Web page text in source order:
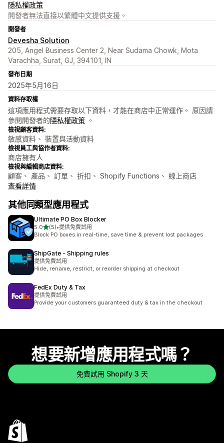
隱私權政策
開發者無法直接以繁體中文提供支援。
開發者
Devesha Solution
205, Angel Business Center 2, Near Sudama Chowk, Mota
Varachha, Surat, GJ, 394101, IN
發布日期
2025年5月16日
資料存取權
這項應用程式需要存取以下資料，才能在商店中正常運作。 原因請
參閱開發者的隱私權政策 。
檢視顧客資料:
敏感資料、 裝置與活動資料
檢視員工與協作者資料:
商店擁有人
檢視與編輯商店資料:
顧客、 產品、 訂單、 折扣、 Shopify Functions、 線上商店
查看詳情
其他同類型應用程式
Ultimate PO Box Blocker
5.0滿分 5 顆星
(5)
共有 5 則評價
•提供免費試用
Block PO boxes in real-time, save time & prevent lost packages
ShipGate ‑ Shipping rules
提供免費試用
Hide, rename, restrict, or reorder shipping at checkout
FedEx Duty & Tax
提供免費試用
Provide your customers guaranteed duty & tax in the checkout
想要新增應用程式嗎？
免費試用 Shopify 3 天